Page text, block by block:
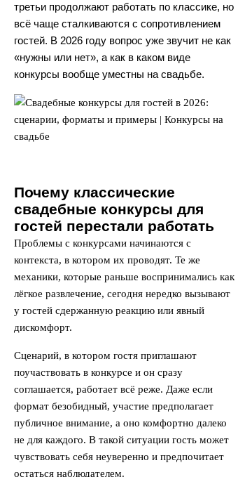
третьи продолжают работать по классике, но
всё чаще сталкиваются с сопротивлением
гостей. В 2026 году вопрос уже звучит не как
«нужны или нет», а как в каком виде
конкурсы вообще уместны на свадьбе.
Почему классические
свадебные конкурсы для
гостей перестали работать
Проблемы с конкурсами начинаются с
контекста, в котором их проводят. Те же
механики, которые раньше воспринимались как
лёгкое развлечение, сегодня нередко вызывают
у гостей сдержанную реакцию или явный
дискомфорт.
Сценарий, в котором гостя приглашают
поучаствовать в конкурсе и он сразу
соглашается, работает всё реже. Даже если
формат безобидный, участие предполагает
публичное внимание, а оно комфортно далеко
не для каждого. В такой ситуации гость может
чувствовать себя неуверенно и предпочитает
остаться наблюдателем.